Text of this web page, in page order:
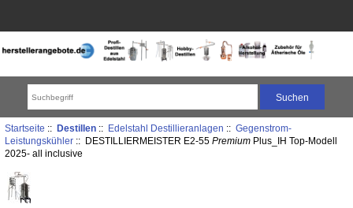
Startseite :: Destillen:: Edelstahl Destillieranlagen :: Gegenstrom-
Leistungskühler:: DESTILLIERMEISTER E2-55 PremiumPlus_IH Top-Modell
2025- all inclusive